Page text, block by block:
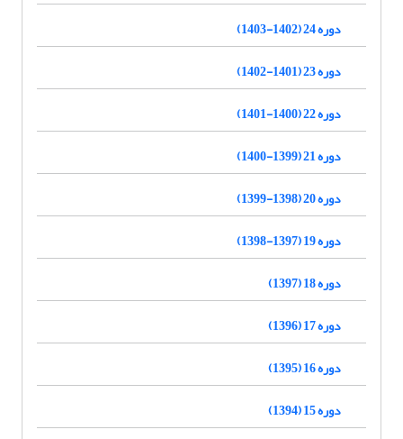
دوره 24 (1402-1403)
دوره 23 (1401-1402)
دوره 22 (1400-1401)
دوره 21 (1399-1400)
دوره 20 (1398-1399)
دوره 19 (1397-1398)
دوره 18 (1397)
دوره 17 (1396)
دوره 16 (1395)
دوره 15 (1394)